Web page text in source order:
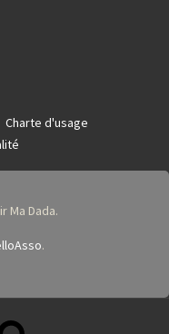
Charte d'usage
Ma Dada.
.